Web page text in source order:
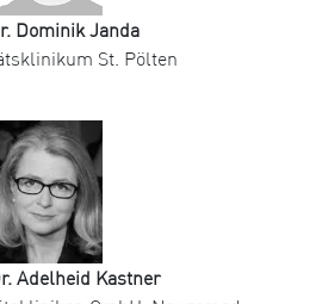
Dominik Janda
St. Pölten
Adelheid Kastner